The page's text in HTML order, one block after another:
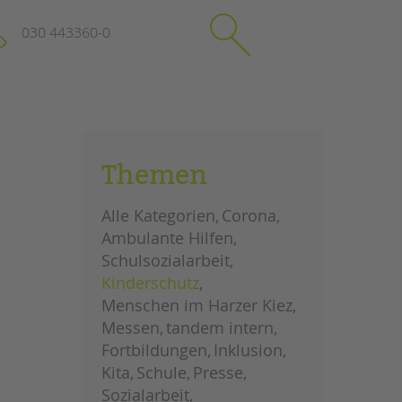
Impressum
Datenschutz
Hinweisgebersystem
Intranet
schließen
030 443360-0
SuchenThemen
Alle Kategorien Corona
Ambulante Hilfen
Schulsozialarbeit
Kinderschutz
Menschen im Harzer Kiez
Messen tandem intern
Fortbildungen Inklusion
Kita Schule Presse
Sozialarbeit